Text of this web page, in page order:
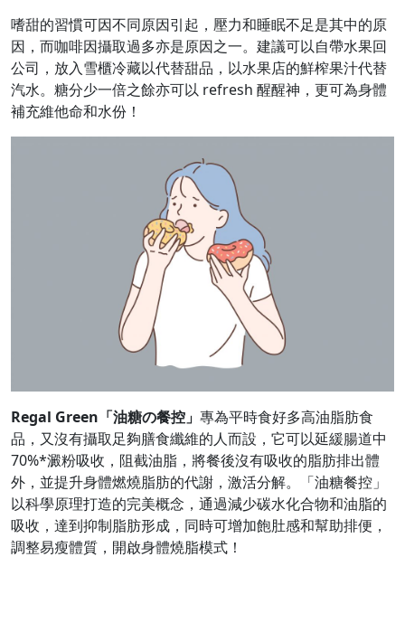
嗜甜的習慣可因不同原因引起，壓力和睡眠不足是其中的原
因，而咖啡因攝取過多亦是原因之一。建議可以自帶水果回
公司，放入雪櫃冷藏以代替甜品，以水果店的鮮榨果汁代替
汽水。糖分少一倍之餘亦可以 refresh 醒醒神，更可為身體
補充維他命和水份！
Regal Green「油糖の餐控」 專為平時食好多高油脂肪食
品，又沒有攝取足夠膳食纖維的人而設，它可以延緩腸道中
70%*澱粉吸收，阻截油脂，將餐後沒有吸收的脂肪排出體
外，並提升身體燃燒脂肪的代謝，激活分解。「油糖餐控」
以科學原理打造的完美概念，通過減少碳水化合物和油脂的
吸收，達到抑制脂肪形成，同時可增加飽肚感和幫助排便，
調整易瘦體質，開啟身體燒脂模式！